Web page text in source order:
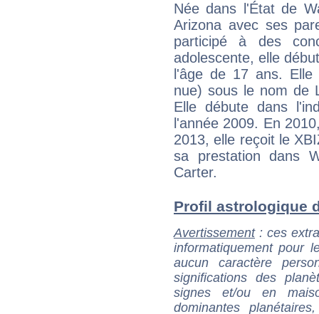
Née dans l'État de
Arizona avec ses
participé à des
adolescente, elle
l'âge de 17 ans. Elle
nue) sous le nom de
Elle débute dans
l'année 2009. En
2013, elle reçoit le
sa prestation dans
Carter.
Profil astrologique
Avertissement: ces
informatiquement pour
aucun caractère
significations des
signes et/ou en
dominantes